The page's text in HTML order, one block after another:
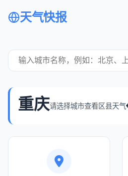
天气快报
重庆请选择城市查看区县天气